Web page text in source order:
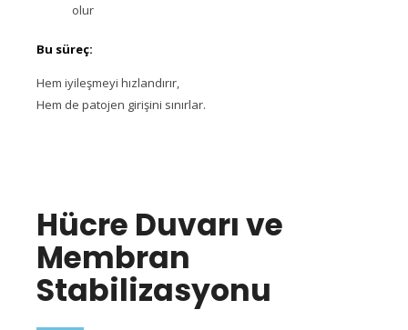
olur
Bu süreç:
Hem iyileşmeyi hızlandırır,
Hem de patojen girişini sınırlar.
Hücre Duvarı ve
Membran
Stabilizasyonu